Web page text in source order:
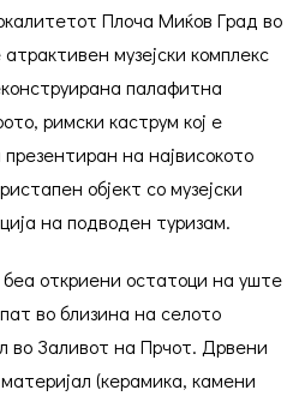
Плоча Миќов Град во
музејски комплекс
палафитна
римски каструм кој е
на највисокото
објект со музејски
на подводен туризам.
откриени остатоци на уште
во близина на селото
во Заливот на Прчот. Дрвени
(керамика, камени